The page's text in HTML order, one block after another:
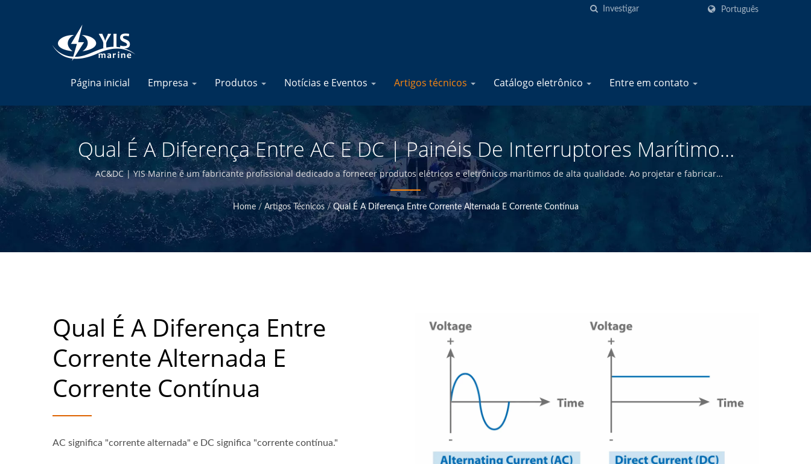
Português
Página inicial Empresa Produtos Notícias e Eventos Artigos técnicos Catálogo eletrônico Entre em contato
Qual É A Diferença Entre AC E DC | Painéis De Interruptores Marítimos,
Fusíveis, Disjuntores Fabricante | YIS Marine
AC&DC | YIS Marine é um fabricante profissional dedicado a fornecer produtos elétricos e eletrônicos marítimos de alta qualidade. Ao projetar e fabricar
internamente e ter controle de qualidade na sede de Taiwan, somos capazes de oferecer produtos marítimos de alta qualidade a preços competitivos.
Home / Artigos Técnicos / Qual É A Diferença Entre Corrente Alternada E Corrente Contínua
Qual É A Diferença Entre
Corrente Alternada E
Corrente Contínua
AC significa "corrente alternada" e DC significa "corrente contínua."